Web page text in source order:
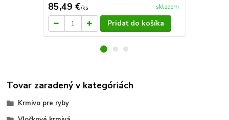
85,49 €/ks skladom
Pridať do košíka
Tovar zaradený v kategóriách
Krmivo pre ryby